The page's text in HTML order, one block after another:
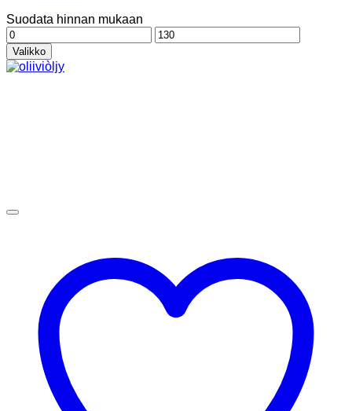
Suodata hinnan mukaan
Minimihinta
Maksimihinta
Valikko